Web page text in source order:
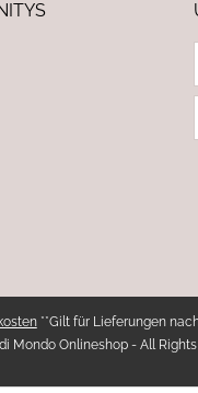
**Gilt für Lieferungen
Mondo Onlineshop - All